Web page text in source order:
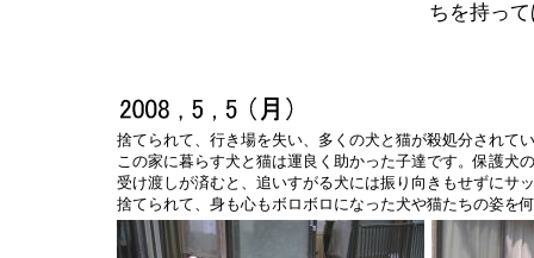
ちを持っ
捨てられて、行き場を失い、多くの犬と猫が殺処分されて
この家に暮らす犬と猫は運良く助かった子達です。保護犬
受け渡しが済むと、追いすがる犬には振り向きもせずにサ
捨てられて、身も心もボロボロになった犬や猫たちの姿を